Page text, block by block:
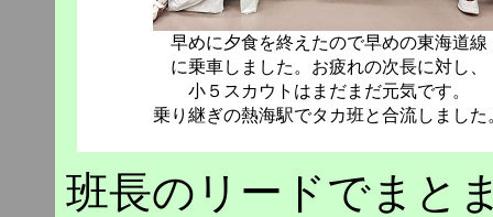
早めに夕食を終えたので早めの東海道線
に乗車しました。お疲れの次長に対し、
小５スカウトはまだまだ元気です。
乗り継ぎの熱海駅でタカ班と合流しました
班長のリードでまと